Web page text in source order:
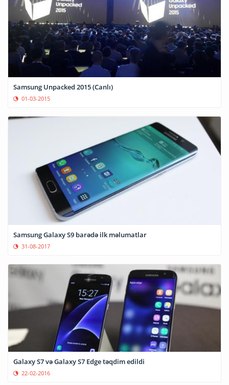
Samsung Unpacked 2015 (Canlı)
01-03-2015
Samsung Galaxy S9 barədə ilk məlumatlar
31-08-2017
Galaxy S7 və Galaxy S7 Edge təqdim edildi
22-02-2016